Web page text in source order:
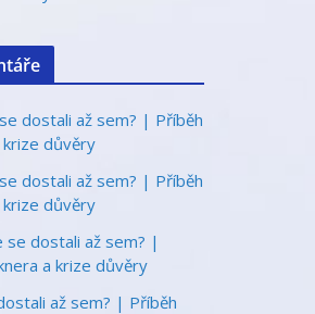
dostali až sem? | Příběh
krize důvěry
dostali až sem? | Příběh
krize důvěry
se dostali až sem? |
a krize důvěry
až sem? | Příběh